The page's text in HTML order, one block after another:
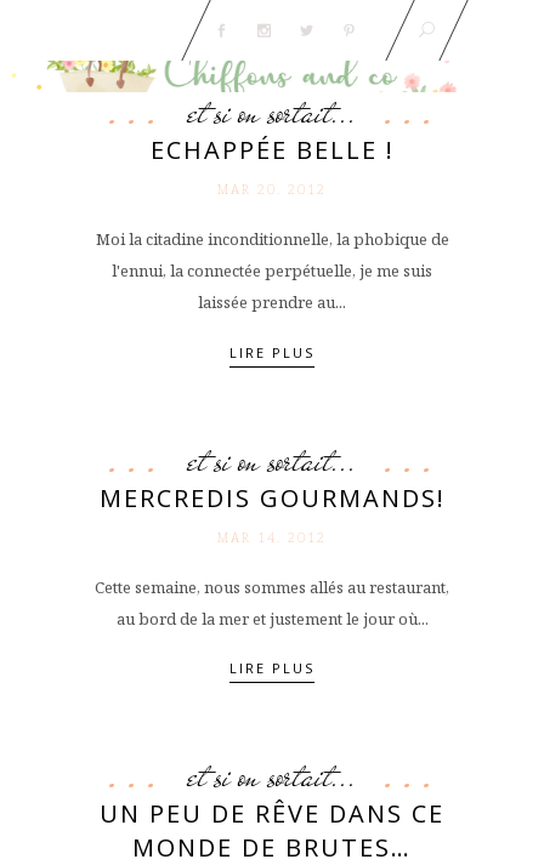
et si on sortait...
ECHAPPÉE BELLE !
MAR 20. 2012
Moi la citadine inconditionnelle, la phobique de
l'ennui, la connectée perpétuelle, je me suis
laissée prendre au...
LIRE PLUS
et si on sortait...
MERCREDIS GOURMANDS!
MAR 14. 2012
Cette semaine, nous sommes allés au restaurant,
au bord de la mer et justement le jour où...
LIRE PLUS
et si on sortait...
UN PEU DE RÊVE DANS CE
MONDE DE BRUTES…